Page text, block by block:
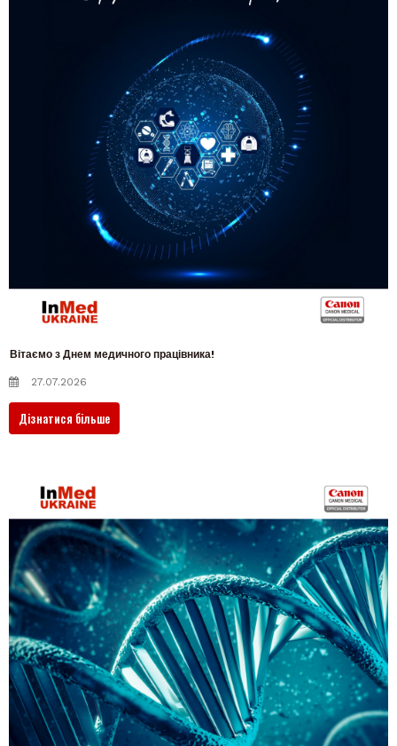
Вітаємо з Днем медичного працівника!
27.07.2026
Дізнатися більше